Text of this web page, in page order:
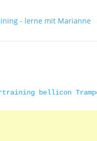
bellicon